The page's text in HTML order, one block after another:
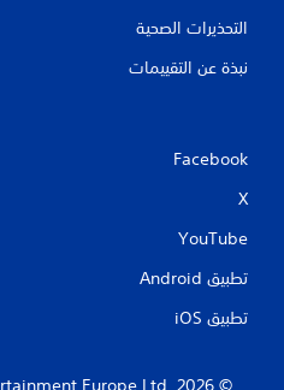
التحذيرات الصحية
نبذة عن التقييمات
Facebook
X
YouTube
تطبيق Android‏
تطبيق iOS‏